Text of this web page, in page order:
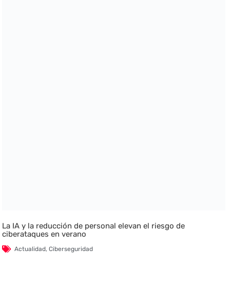
La IA y la reducción de personal elevan el riesgo de
ciberataques en verano
Actualidad,Ciberseguridad